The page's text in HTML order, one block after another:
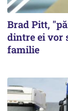
Brad Pitt,
dintre ei vor
familie